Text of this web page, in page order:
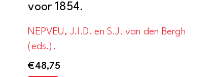
voor 1854.
NEPVEU, J.I.D. en S.J. van den Bergh
(eds.).
€48,75